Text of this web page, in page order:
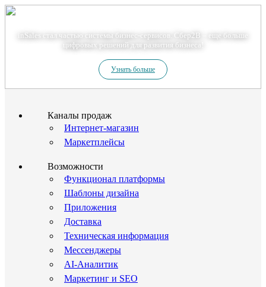
inSales стал частью системы бизнес-сервисов. Сбер2В – еще больше
цифровых решений для развития бизнеса!
Узнать больше
Каналы продаж
Интернет-магазин
Маркетплейсы
Возможности
Функционал платформы
Шаблоны дизайна
Приложения
Доставка
Техническая информация
Мессенджеры
AI-Аналитик
Маркетинг и SEO